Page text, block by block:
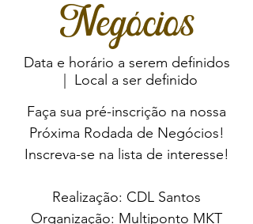
Negócios
Data e horário a serem definidos
Local a ser definido
Faça sua pré-inscrição na nossa
Próxima Rodada de Negócios!
Inscreva-se na lista de interesse!
Realização: CDL Santos
Organização: Multiponto MKT